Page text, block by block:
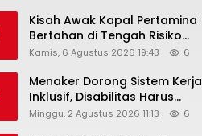
Awards 2026
Kisah Awak Kapal Pertamina
Bertahan di Tengah Risiko
Pelayaran Selat Hormuz
Kamis, 6 Agustus 2026 19:43 6
Menaker Dorong Sistem Kerja
Inklusif, Disabilitas Harus
Dapat Kesempatan Setara
Minggu, 2 Agustus 2026 11:13 6